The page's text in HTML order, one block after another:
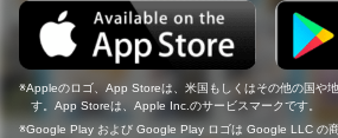
Appleのロゴ、App Storeは、米国もしくはその他の国や
す。App Storeは、Apple Inc.のサービスマークです。
Google Play および Google Play ロゴは Google LLC の商